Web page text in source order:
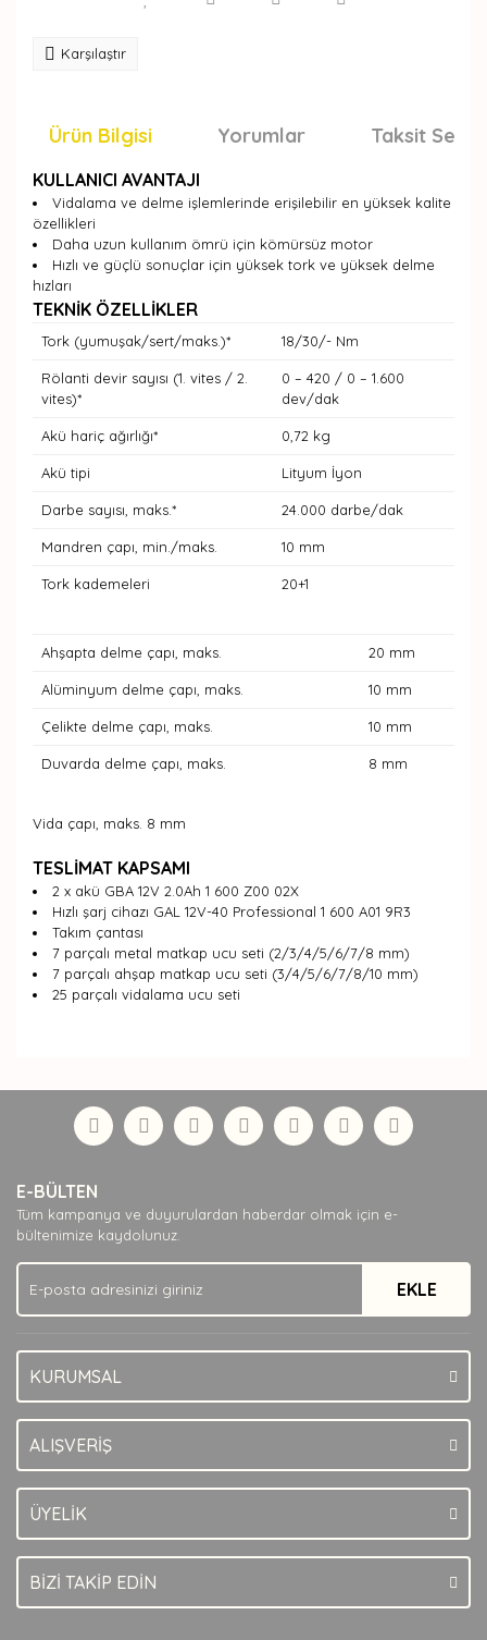
Karşılaştır
Ürün Bilgisi Yorumlar Taksit
KULLANICI AVANTAJI
Vidalama ve delme işlemlerinde erişilebilir en yüksek kalite
özellikleri
Daha uzun kullanım ömrü için kömürsüz motor
Hızlı ve güçlü sonuçlar için yüksek tork ve yüksek delme
hızları
TEKNİK ÖZELLİKLER
Tork (yumuşak/sert/maks.)* 18/30/- Nm
Rölanti devir sayısı (1. vites / 2.
vites)*
0 – 420 / 0 – 1.600
dev/dak
Akü hariç ağırlığı* 0,72 kg
Akü tipi Lityum İyon
Darbe sayısı, maks.* 24.000 darbe/dak
Mandren çapı, min./maks. 10 mm
Tork kademeleri 20+1
Ahşapta delme çapı, maks. 20 mm
Alüminyum delme çapı, maks. 10 mm
Çelikte delme çapı, maks. 10 mm
Duvarda delme çapı, maks. 8 mm
Vida çapı, maks. 8 mm
TESLİMAT KAPSAMI
2 x akü GBA 12V 2.0Ah 1 600 Z00 02X
Hızlı şarj cihazı GAL 12V-40 Professional 1 600 A01 9R3
Takım çantası
7 parçalı metal matkap ucu seti (2/3/4/5/6/7/8 mm)
7 parçalı ahşap matkap ucu seti (3/4/5/6/7/8/10 mm)
25 parçalı vidalama ucu seti
Yorum Yaz
formunu kullanarak tarafımıza iletebilirsiniz.
Görüş ve önerileriniz için teşekkür ederiz.
Ürün açıklamasında eksik bilgiler bulunuyor.
Ürün bilgilerinde hatalar bulunuyor.
Ürün fiyatı diğer sitelerden daha pahalı.
Bu ürüne benzer farklı alternatifler olmalı.
E-BÜLTEN
Tüm kampanya ve duyurulardan haberdar olmak için e-
bültenimize kaydolunuz.
EKLE
KURUMSAL
ALIŞVERİŞ
ÜYELİK
BİZİ TAKİP EDİN